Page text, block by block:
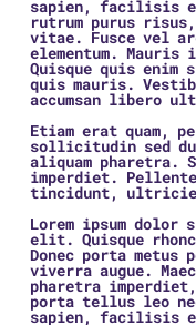
sapien, facilisis
rutrum purus risus,
vitae. Fusce vel
elementum.
Quisque quis
quis mauris.
accumsan libero
Etiam erat quam,
sollicitudin sed
aliquam pharetra.
imperdiet.
tincidunt,
Lorem ipsum
elit. Quisque
Donec porta
viverra augue.
pharetra
porta tellus leo
sapien, facilisis